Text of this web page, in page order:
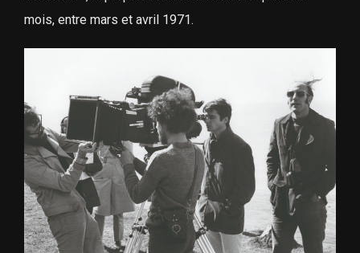
mois, entre mars et avril 1971.